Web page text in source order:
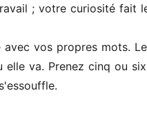
; votre curiosité fait
vos propres mots.
va. Prenez cinq ou